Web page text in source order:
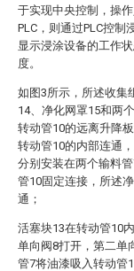
于实现中央控制，操
PLC，则通过PLC控制
显示浸涂设备的工作
度。
如图3所示，所述收集
14、净化网罩15和两
转动管10的远离升降
转动管10的内部连通
分别安装在两个输料
管10固定连接，所述
通；
活塞块13在转动管10
单向阀8打开，第二单
管7将油漆吸入转动管